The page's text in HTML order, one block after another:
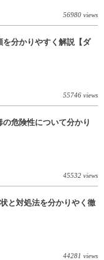
56980 views
分かりやすく解説【ダ
55746 views
危険性について分かり
45532 views
と対処法を分かりやく徹
44281 views